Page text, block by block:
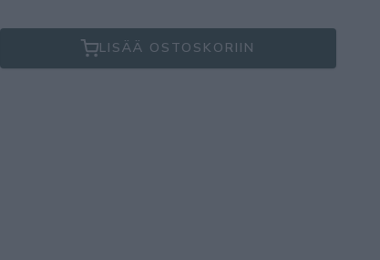
LISÄÄ OSTOSKORIIN